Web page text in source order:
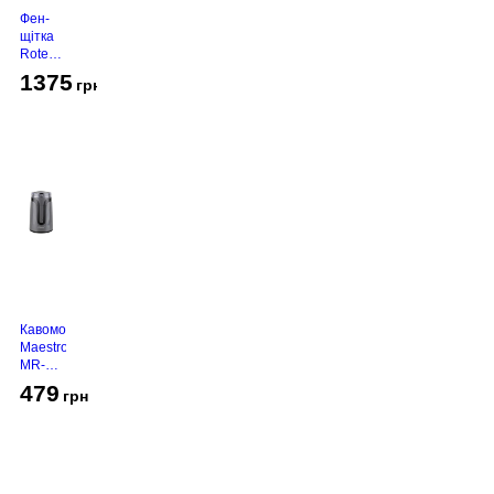
Фен-
щітка
Rotex
490-T
1375 грн
Кавомолка
Maestro
MR-
Grey
479 грн